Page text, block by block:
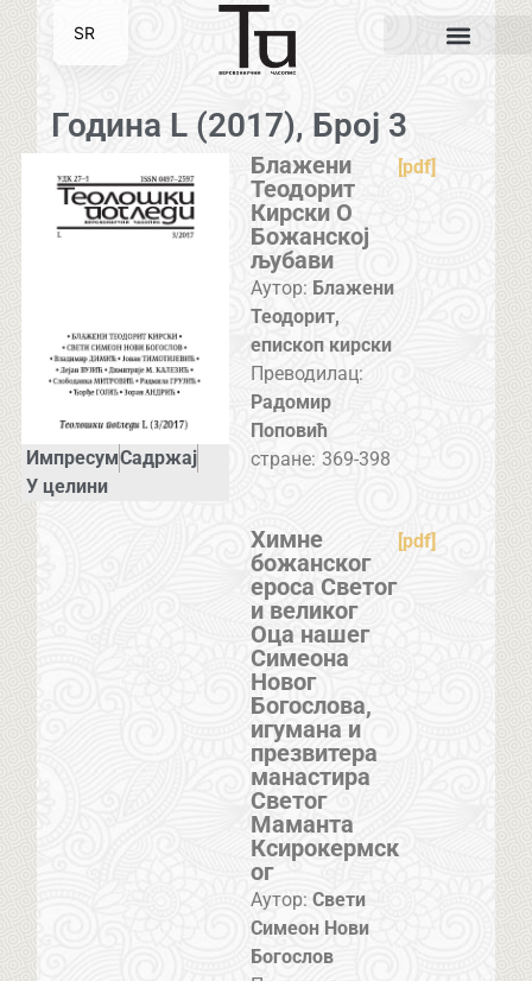
Година L (2017), Број 3
ИмпресумСадржај
У целини
Блажени
Теодорит
Кирски О
Божанској
љубави
[pdf]
Аутор: Блажени
Теодорит,
епископ кирски
Преводилац:
Радомир
Поповић
стране: 369-398
Химне
божанског
ероса Светог
и великог
Оца нашег
Симеона
Новог
Богослова,
игумана и
презвитера
манастира
Светог
Маманта
Ксирокермск
ог
[pdf]
Аутор: Свети
Симеон Нови
Богослов
SR
EN